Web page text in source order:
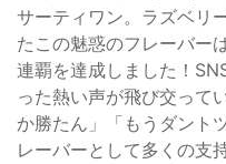
サーティワン。ラズベリ
たこの魅惑のフレーバー
連覇を達成しました！
った熱い声が飛び交って
か勝たん」「もうダント
レーバーとして多くの支